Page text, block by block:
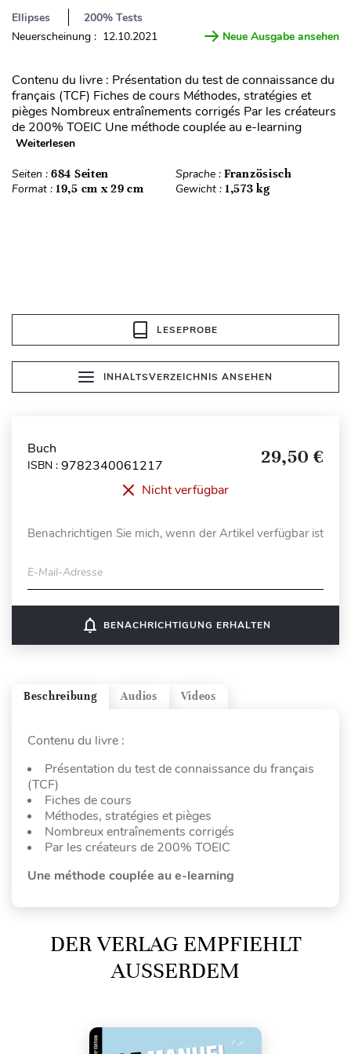
Ellipses
200% Tests
Neuerscheinung : 12.10.2021
Neue Ausgabe ansehen
Contenu du livre : Présentation du test de connaissance du
français (TCF) Fiches de cours Méthodes, stratégies et
pièges Nombreux entraînements corrigés Par les créateurs
de 200% TOEIC Une méthode couplée au e-learning
Weiterlesen
Seiten : 684 Seiten Sprache : Französisch
Format : 19,5 cm x 29 cm Gewicht : 1,573 kg
LESEPROBE
INHALTSVERZEICHNIS ANSEHEN
Buch
ISBN : 9782340061217 29,50 €
Nicht verfügbar
Benachrichtigen Sie mich, wenn der Artikel verfügbar ist
E-Mail-Adresse
notifications_none BENACHRICHTIGUNG ERHALTEN
Videos
Audios
Beschreibung
Contenu du livre :
Présentation du test de connaissance du français
(TCF)
Fiches de cours
Méthodes, stratégies et pièges
Nombreux entraînements corrigés
Par les créateurs de 200% TOEIC
Une méthode couplée au e-learning
DER VERLAG EMPFIEHLT
AUSSERDEM